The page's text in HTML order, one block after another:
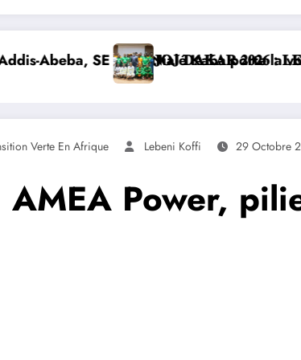
porte la voix de la Côte d’Ivoire et
𝟐𝟎𝟐𝟔 : 𝐋𝐄𝐒 𝐀𝐓𝐇𝐋È𝐓𝐄𝐒
Verte En Afrique Lebeni Koffi 29 Octobre
Power,